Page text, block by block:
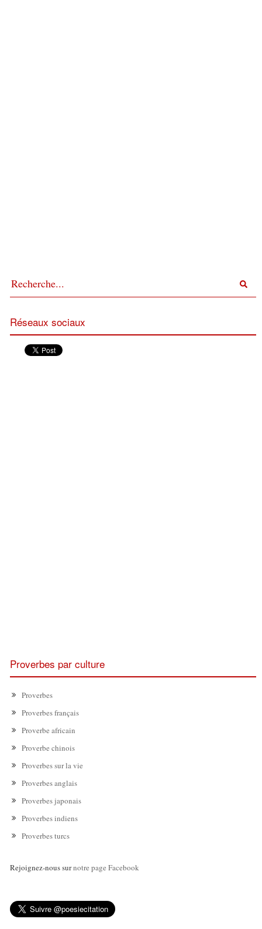
Réseaux sociaux
Proverbes par culture
Proverbes
Proverbes français
Proverbe africain
Proverbe chinois
Proverbes sur la vie
Proverbes anglais
Proverbes japonais
Proverbes indiens
Proverbes turcs
Rejoignez-nous surnotre page Facebook